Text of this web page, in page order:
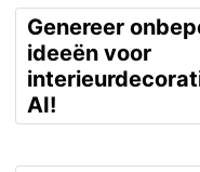
Genereer
ideeën voor
AI!